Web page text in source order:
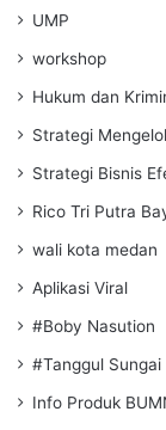
UMP
workshop
Hukum dan
Strategi
Strategi Bisnis
Rico Tri Putra
wali kota medan
Aplikasi Viral
#Boby Nasution
#Tanggul Sungai
Info Produk